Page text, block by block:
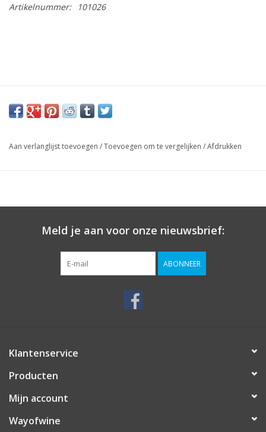
Artikelnummer: 101026
Aan verlanglijst toevoegen /Toevoegen om te vergelijken /Afdrukken
Meld je aan voor onze nieuwsbrief:
ABONNEER
Klantenservice
Producten
Mijn account
Wayofwine